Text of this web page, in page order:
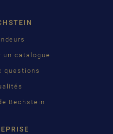
un catalogue
questions
Bechstein